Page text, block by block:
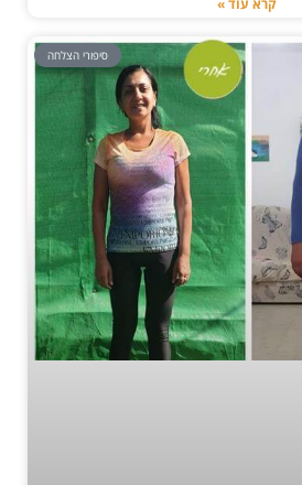
קרא עוד »
סיפורי הצלחה